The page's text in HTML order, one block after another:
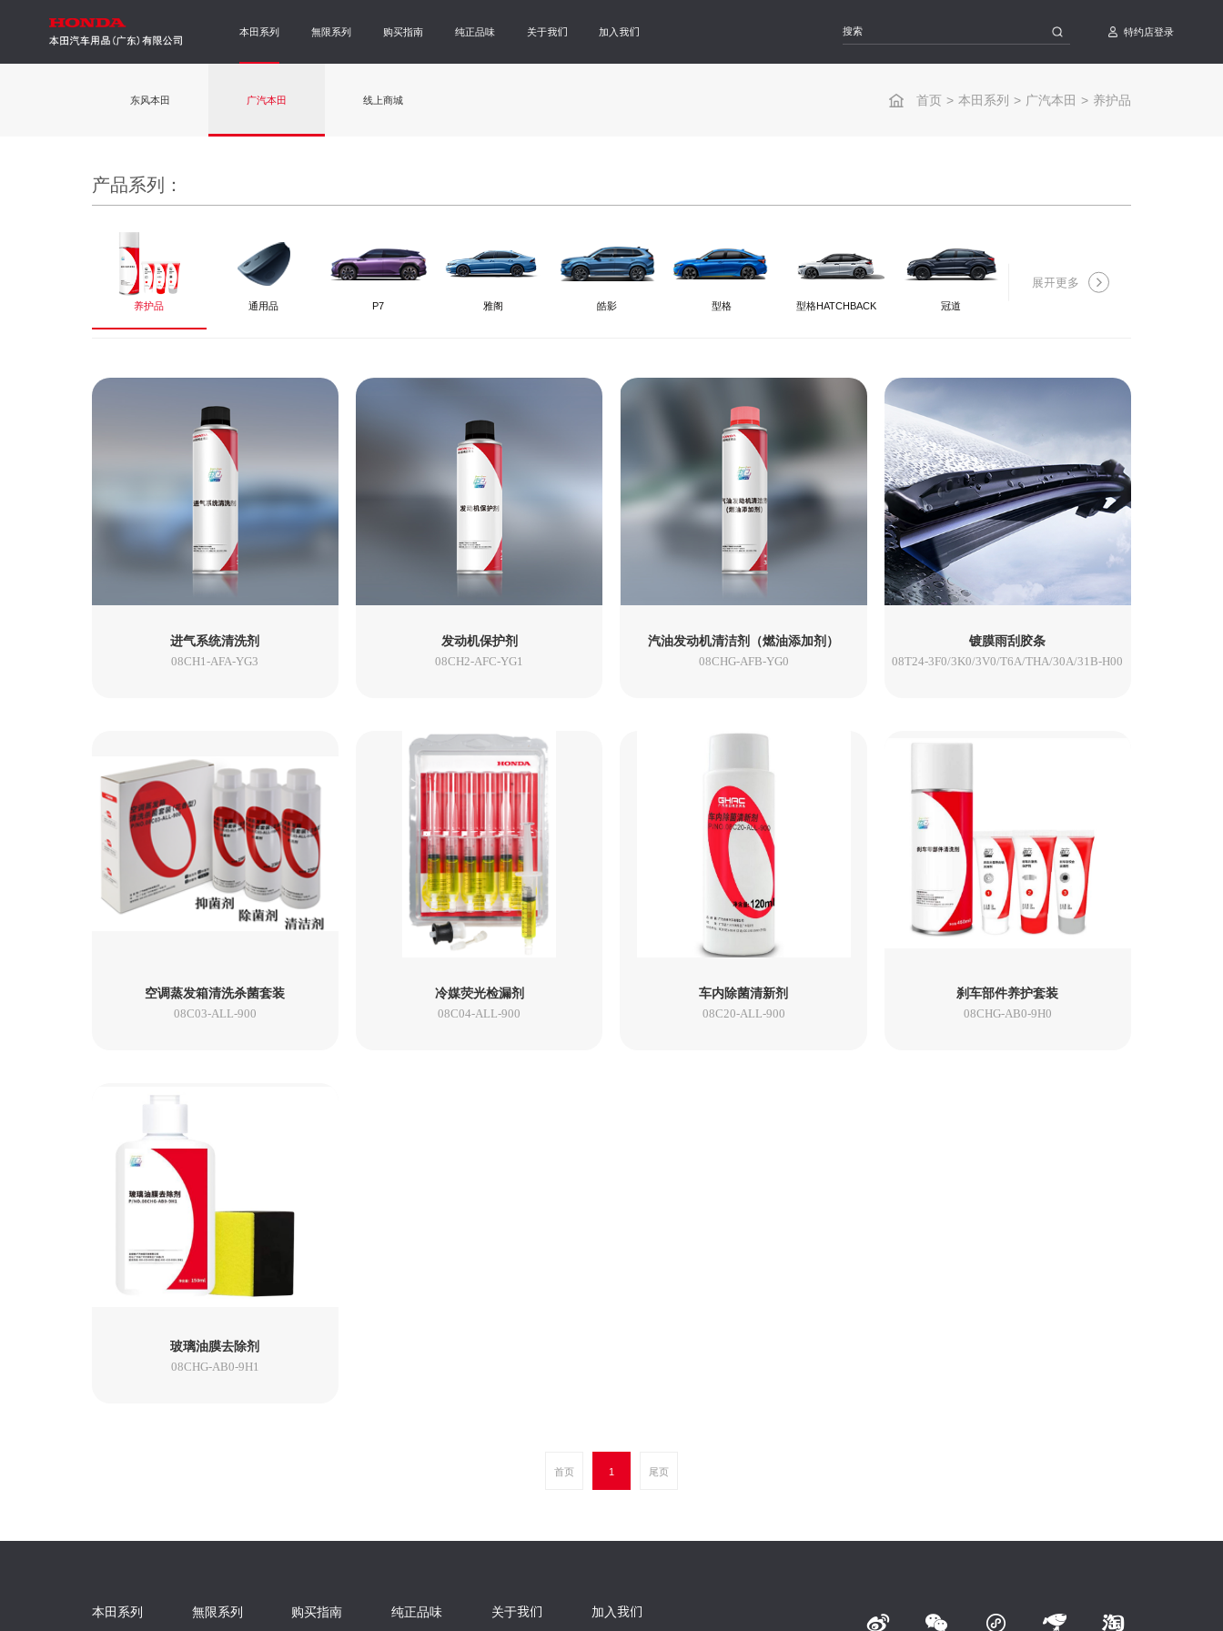
本田系列 無限系列 购买指南 纯正品味 关于我们 加入我们 特约店登录
首页 > 本田系列 > 广汽本田 > 养护品
东风本田 广汽本田 线上商城
产品系列：
养护品 通用品 P7 雅阁 皓影 型格 型格HATCHBACK 冠道
e：NP1
展开更多
进气系统清洗剂
08CH1-AFA-YG3
发动机保护剂
08CH2-AFC-YG1
汽油发动机清洁剂（燃油添加剂）
08CHG-AFB-YG0
镀膜雨刮胶条
08T24-3F0/3K0/3V0/T6A/THA/30A/31B-H00
空调蒸发箱清洗杀菌套装
08C03-ALL-900
冷媒荧光检漏剂
08C04-ALL-900
车内除菌清新剂
08C20-ALL-900
刹车部件养护套装
08CHG-AB0-9H0
玻璃油膜去除剂
08CHG-AB0-9H1
首页 1 尾页
本田系列 無限系列 购买指南 纯正品味 关于我们 加入我们